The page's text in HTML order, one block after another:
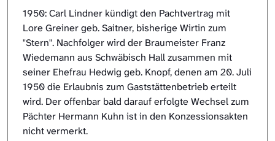
1950: Carl Lindner kündigt den Pachtvertrag mit
Lore Greiner geb. Saitner, bisherige Wirtin zum
"Stern". Nachfolger wird der Braumeister Franz
Wiedemann aus Schwäbisch Hall zusammen mit
seiner Ehefrau Hedwig geb. Knopf, denen am 20. Juli
1950 die Erlaubnis zum Gaststättenbetrieb erteilt
wird. Der offenbar bald darauf erfolgte Wechsel zum
Pächter Hermann Kuhn ist in den Konzessionsakten
nicht vermerkt.